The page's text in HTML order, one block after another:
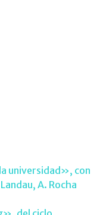
universidad», con
A. Rocha